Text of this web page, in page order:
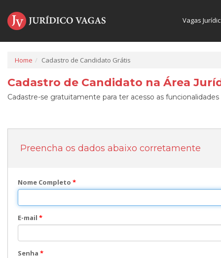
Vagas
Home Cadastro de Candidato Grátis
Cadastro de Candidato na Área
Cadastre-se gratuitamente para ter acesso as
Preencha os dados abaixo corretamente
Nome Completo *
E-mail *
Senha *